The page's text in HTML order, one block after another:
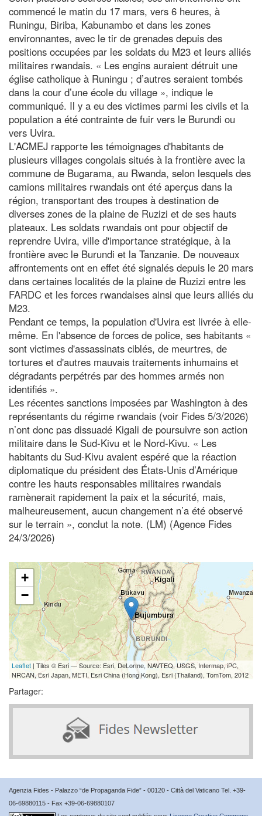
commencé le matin du 17 mars, vers 6 heures, à
Runingu, Biriba, Kabunambo et dans les zones
environnantes, avec le tir de grenades depuis des
positions occupées par les soldats du M23 et leurs alliés
militaires rwandais. « Les engins auraient détruit une
église catholique à Runingu ; d’autres seraient tombés
dans la cour d’une école du village », indique le
communiqué. Il y a eu des victimes parmi les civils et la
population a été contrainte de fuir vers le Burundi ou
vers Uvira.
L'ACMEJ rapporte les témoignages d'habitants de
plusieurs villages congolais situés à la frontière avec la
commune de Bugarama, au Rwanda, selon lesquels des
camions militaires rwandais ont été aperçus dans la
région, transportant des troupes à destination de
diverses zones de la plaine de Ruzizi et de ses hauts
plateaux. Les soldats rwandais ont pour objectif de
reprendre Uvira, ville d'importance stratégique, à la
frontière avec le Burundi et la Tanzanie. De nouveaux
affrontements ont en effet été signalés depuis le 20 mars
dans certaines localités de la plaine de Ruzizi entre les
FARDC et les forces rwandaises ainsi que leurs alliés du
M23.
Pendant ce temps, la population d'Uvira est livrée à elle-
même. En l'absence de forces de police, ses habitants «
sont victimes d'assassinats ciblés, de meurtres, de
tortures et d'autres mauvais traitements inhumains et
dégradants perpétrés par des hommes armés non
identifiés ».
Les récentes sanctions imposées par Washington à des
représentants du régime rwandais (voir Fides 5/3/2026)
n’ont donc pas dissuadé Kigali de poursuivre son action
militaire dans le Sud-Kivu et le Nord-Kivu. « Les
habitants du Sud-Kivu avaient espéré que la réaction
diplomatique du président des États-Unis d’Amérique
contre les hauts responsables militaires rwandais
ramènerait rapidement la paix et la sécurité, mais,
malheureusement, aucun changement n’a été observé
sur le terrain », conclut la note. (LM) (Agence Fides
24/3/2026)
+
−
Leaflet | Tiles © Esri — Source: Esri, DeLorme, NAVTEQ, USGS, Intermap, iPC,
NRCAN, Esri Japan, METI, Esri China (Hong Kong), Esri (Thailand), TomTom, 2012
Partager:
Agenzia Fides - Palazzo “de Propaganda Fide” - 00120 - Città del Vaticano Tel. +39-
06-69880115 - Fax +39-06-69880107